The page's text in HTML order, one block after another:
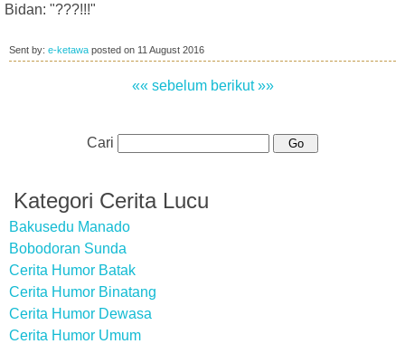
Bidan: "???!!!"
Sent by: e-ketawa posted on 11 August 2016
«« sebelum berikut »»
Cari
Kategori Cerita Lucu
Bakusedu Manado
Bobodoran Sunda
Cerita Humor Batak
Cerita Humor Binatang
Cerita Humor Dewasa
Cerita Humor Umum